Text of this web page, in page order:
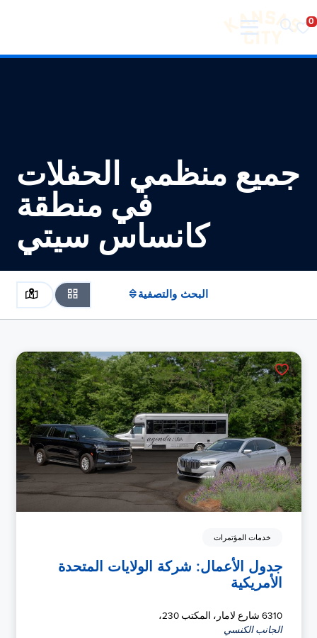
تفضل بزيارة مدينة كانساس سيتي
جميع منظمي الحفلات
في منطقة
كانساس سيتي
البحث والتصفية
خدمات المؤتمرات
جدول الأعمال: شركة الولايات المتحدة
الأمريكية
6310 شارع لامار، المكتب 230،
الجانب الكنسي